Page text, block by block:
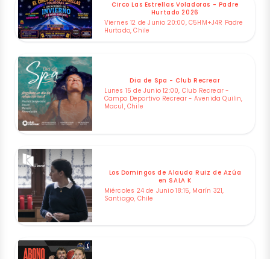
Circo Las Estrellas Voladoras - Padre
Hurtado 2026
Viernes 12 de Junio 20:00, C5HM+J4R Padre
Hurtado, Chile
Dia de Spa - Club Recrear
Lunes 15 de Junio 12:00, Club Recrear -
Campo Deportivo Recrear - Avenida Quilin,
Macul, Chile
Los Domingos de Alauda Ruiz de Azúa
en SALA K
Miércoles 24 de Junio 18:15, Marín 321,
Santiago, Chile